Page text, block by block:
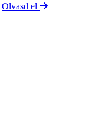
Olvasd el